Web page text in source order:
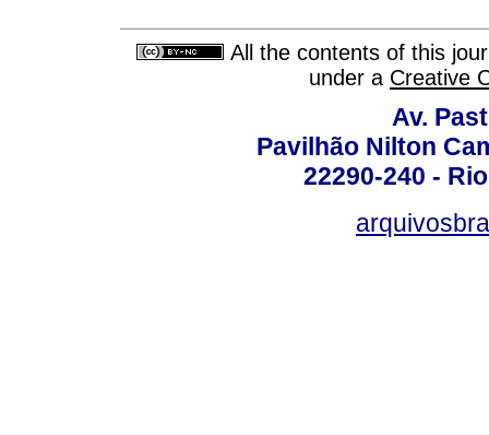
All the contents of this
under a Creative
Av.
Pavilhão Nilton
22290-240 -